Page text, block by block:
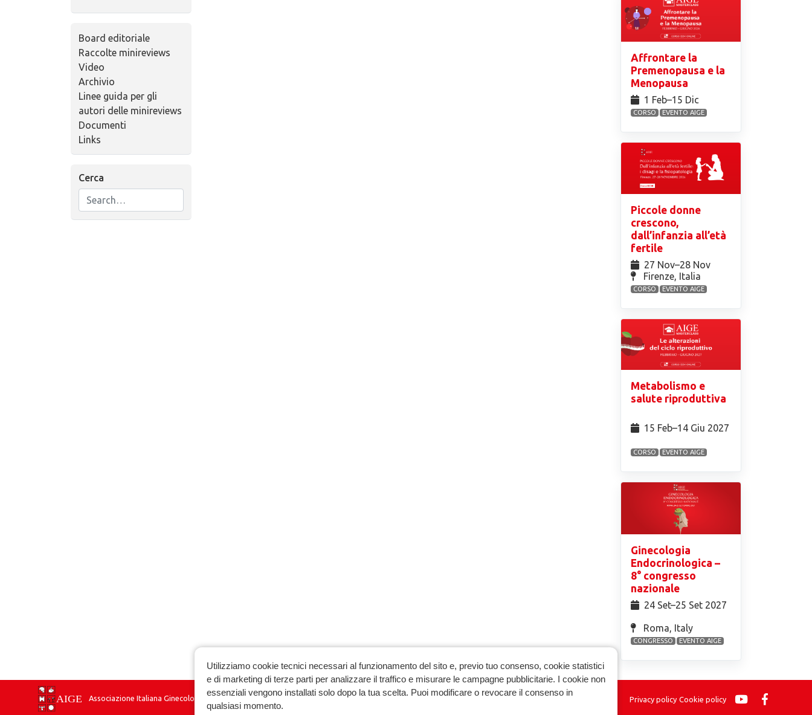
Board editoriale
Raccolte minireviews
Video
Archivio
Linee guida per gli
autori delle minireviews
Documenti
Links
Cerca
Affrontare la
Premenopausa e la
Menopausa
1 Feb⁠–15 Dic
CORSO EVENTO AIGE
Piccole donne
crescono,
dall’infanzia all’età
fertile
27 Nov⁠–28 Nov
Firenze, Italia
CORSO EVENTO AIGE
Metabolismo e
salute riproduttiva
15 Feb⁠–14 Giu 2027
CORSO EVENTO AIGE
Ginecologia
Endocrinologica –
8° congresso
nazionale
24 Set⁠–25 Set 2027
Roma, Italy
CONGRESSO EVENTO AIGE
Associazione Italiana Ginecologia Endocrinologica Privacy policy Cookie policy
Utilizziamo cookie tecnici necessari al funzionamento del sito e, previo tuo consenso, cookie statistici
e di marketing di terze parti per analizzare il traffico e misurare le campagne pubblicitarie. I cookie non
essenziali vengono installati solo dopo la tua scelta. Puoi modificare o revocare il consenso in
qualsiasi momento.